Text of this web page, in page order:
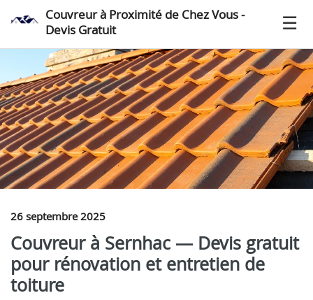
Couvreur à Proximité de Chez Vous -
Devis Gratuit
26 septembre 2025
Couvreur à Sernhac — Devis gratuit
pour rénovation et entretien de
toiture